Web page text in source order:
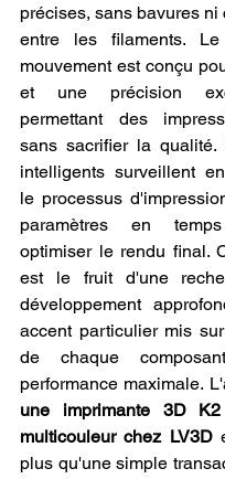
précises, sans bavures ni
entre les filaments.
mouvement est conçu
et une précision
permettant des
sans sacrifier la qualité.
intelligents surveillent
le processus
paramètres en
optimiser le rendu final.
est le fruit d'une
développement
accent particulier mis
de chaque
performance maximale.
une imprimante 3D
multicouleur chez LV3D
plus qu'une simple